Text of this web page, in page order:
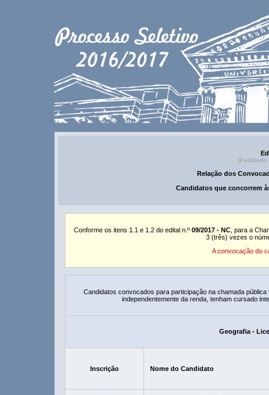
(Publicado
Relação dos
Candidatos que concorrem
Conforme os itens 1.1 e 1.2 do edital n.º 09/2017 - NC , para a
3 (três) vezes o
A convocação do
Candidatos convocados para participação na chamada
independentemente da renda, tenham cursado
Geografia -
Inscrição Nome do Candidato